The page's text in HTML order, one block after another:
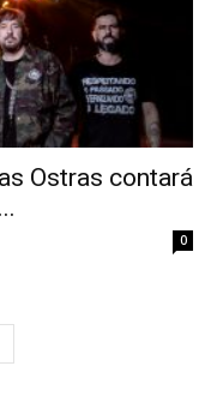
Ostras contará
0